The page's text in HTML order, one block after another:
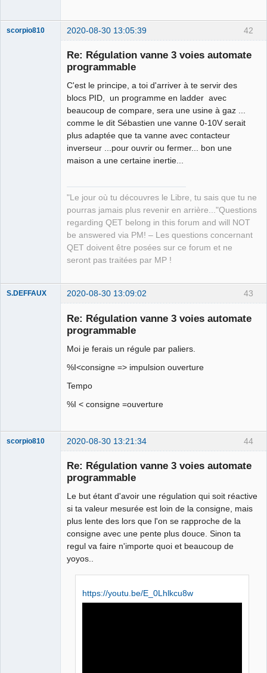
42
scorpio810 2020-08-30 13:05:39
Re: Régulation vanne 3 voies automate
programmable
C'est le principe, a toi d'arriver à te servir des
blocs PID, un programme en ladder avec
beaucoup de compare, sera une usine à gaz ...
comme le dit Sébastien une vanne 0-10V serait
plus adaptée que ta vanne avec contacteur
inverseur ...pour ouvrir ou fermer... bon une
maison a une certaine inertie...
"Le jour où tu découvres le Libre, tu sais que tu ne
pourras jamais plus revenir en arrière..."Questions
regarding QET belong in this forum and will NOT
be answered via PM! – Les questions concernant
QET doivent être posées sur ce forum et ne
seront pas traitées par MP !
43
S.DEFFAUX 2020-08-30 13:09:02
Re: Régulation vanne 3 voies automate
programmable
Moi je ferais un régule par paliers.
%I<consigne => impulsion ouverture
Tempo
%I < consigne =ouverture
44
scorpio810 2020-08-30 13:21:34
Re: Régulation vanne 3 voies automate
programmable
Le but étant d'avoir une régulation qui soit réactive
si ta valeur mesurée est loin de la consigne, mais
plus lente des lors que l'on se rapproche de la
consigne avec une pente plus douce. Sinon ta
regul va faire n'importe quoi et beaucoup de
yoyos..
https://youtu.be/E_0Lhlkcu8w